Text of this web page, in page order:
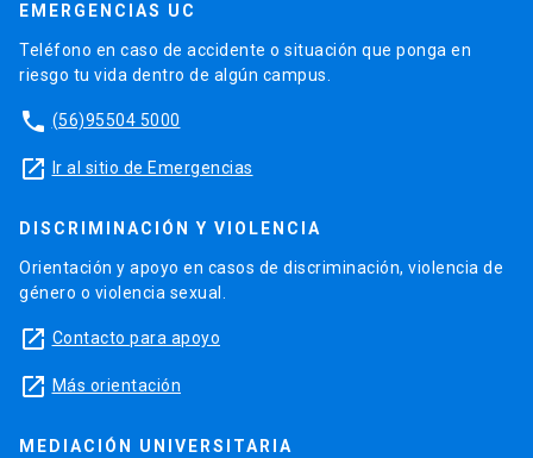
EMERGENCIAS UC
Teléfono en caso de accidente o situación que ponga en
riesgo tu vida dentro de algún campus.
phone (56)95504 5000
launch Ir al sitio de Emergencias
DISCRIMINACIÓN Y VIOLENCIA
Orientación y apoyo en casos de discriminación, violencia de
género o violencia sexual.
launch Contacto para apoyo
launch Más orientación
MEDIACIÓN UNIVERSITARIA